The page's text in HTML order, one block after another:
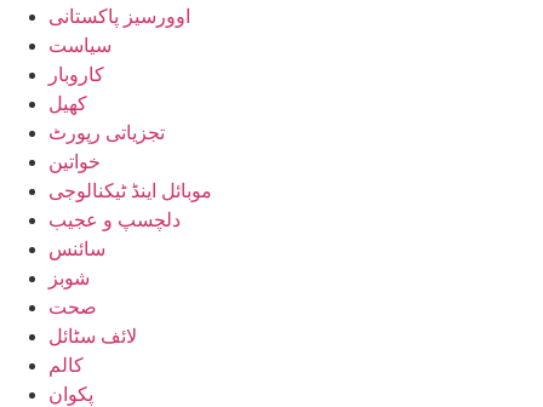
اوورسیز پاکستانی
سیاست
کاروبار
کھیل
تجزیاتی رپورٹ
خواتین
موبائل اینڈ ٹیکنالوجی
دلچسپ و عجیب
سائنس
شوبز
صحت
لائف سٹائل
کالم
پکوان